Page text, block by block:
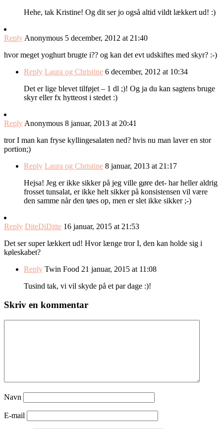
Hehe, tak Kristine! Og dit ser jo også altid vildt lækkert ud! :)
Reply Anonymous 5 december, 2012 at 21:40
hvor meget yoghurt brugte i?? og kan det evt udskiftes med skyr? :-)
Reply Laura og Christine 6 december, 2012 at 10:34
Det er lige blevet tilføjet – 1 dl ;)! Og ja du kan sagtens bruge
skyr eller fx hytteost i stedet :)
Reply Anonymous 8 januar, 2013 at 20:41
tror I man kan fryse kyllingesalaten ned? hvis nu man laver en stor
portion;)
Reply Laura og Christine 8 januar, 2013 at 21:17
Hejsa! Jeg er ikke sikker på jeg ville gøre det- har heller aldrig
frosset tunsalat, er ikke helt sikker på konsistensen vil være
den samme når den tøes op, men er slet ikke sikker ;-)
Reply DiteDiDitte 16 januar, 2015 at 21:53
Det ser super lækkert ud! Hvor længe tror I, den kan holde sig i
køleskabet?
Reply Twin Food 21 januar, 2015 at 11:08
Tusind tak, vi vil skyde på et par dage :)!
Skriv en kommentar
Navn
E-mail